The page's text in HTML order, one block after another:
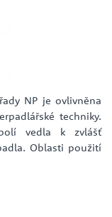
NP je ovlivněna
techniky.
vedla k zvlášť
Oblasti použití